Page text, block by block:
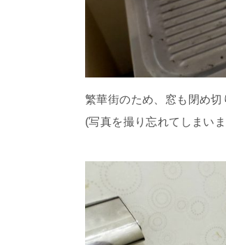
繁華街のため、窓も閉め
(写真を撮り忘れてしまい